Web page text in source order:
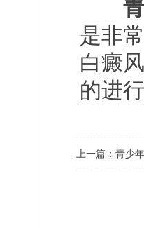
是非
白癜
的进
上一篇： 青少